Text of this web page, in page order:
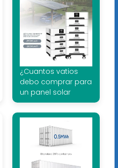
¿Cuantos vatios
debo comprar para
un panel solar